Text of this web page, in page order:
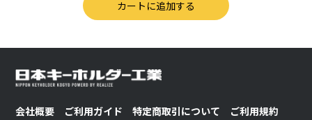
会社概要 ご利用ガイド 特定商取引について
ご利用規約